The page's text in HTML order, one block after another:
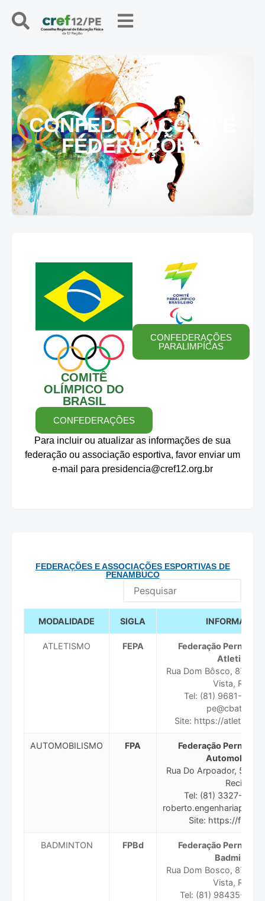
CONFEDERAÇÕES E
FEDERAÇÕES
COMITÊ
OLÍMPICO DO
BRASIL
CONFEDERAÇÕES
CONFEDERAÇÕES
PARALIMPÍCAS
Para incluir ou atualizar as informações de sua
federação ou associação esportiva, favor enviar um
e-mail para presidencia@cref12.org.br
FEDERAÇÕES E ASSOCIAÇÕES ESPORTIVAS DE
PENAMBUCO
MODALIDADE SIGLA
ATLETISMO FEPA
Federação
Atletismo
Rua Dom Bôsco, 871
Vista, Recife
Tel: (81) 9681-1810
Site: https://
AUTOMOBILISMO FPA
Federação
Rua Do Arpoador, 58 -
Recife
Tel: (81) 3327-8011
Site: https://
BADMINTON FPBd
Federação
Badminton
Rua Dom Bosco, 871
Vista, Recife
Tel: (81) 98435-